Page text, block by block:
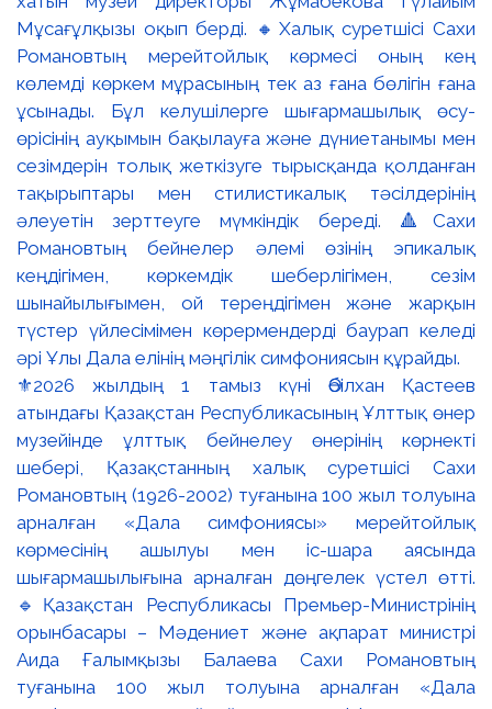
⚜️2026 жылдың 1 тамыз күні Әбілхан Қастеев
атындағы Қазақстан Республикасының Ұлттық өнер
музейінде ұлттық бейнелеу өнерінің көрнекті
шебері, Қазақстанның халық суретшісі Сахи
Романовтың (1926-2002) туғанына 100 жыл толуына
арналған «Дала симфониясы» мерейтойлық
көрмесінің ашылуы мен іс-шара аясында
шығармашылығына арналған дөңгелек үстел өтті.
🔹Қазақстан Республикасы Премьер-Министрінің
орынбасары – Мәдениет және ақпарат министрі
Аида Ғалымқызы Балаева Сахи Романовтың
туғанына 100 жыл толуына арналған «Дала